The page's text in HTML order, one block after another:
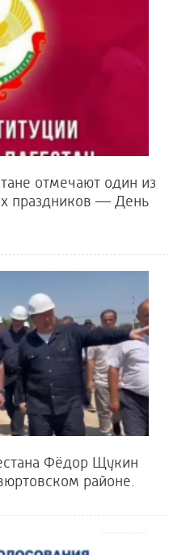
отмечают один из
праздников — День
Фёдор Щукин
районе.